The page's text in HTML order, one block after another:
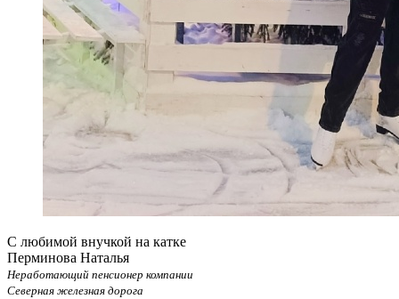
С любимой внучкой на катке
Перминова Наталья
Неработающий пенсионер компании
Северная железная дорога